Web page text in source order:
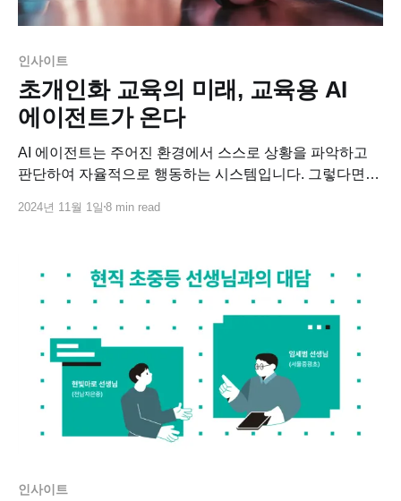
인사이트
초개인화 교육의 미래, 교육용 AI
에이전트가 온다
AI 에이전트는 주어진 환경에서 스스로 상황을 파악하고
판단하여 자율적으로 행동하는 시스템입니다. 그렇다면
2024년 11월 1일 8 min read
인사이트